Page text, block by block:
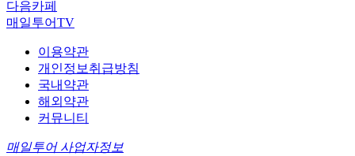
다음카페
매일투어TV
이용약관
개인정보취급방침
국내약관
해외약관
커뮤니티
매일투어 사업자정보